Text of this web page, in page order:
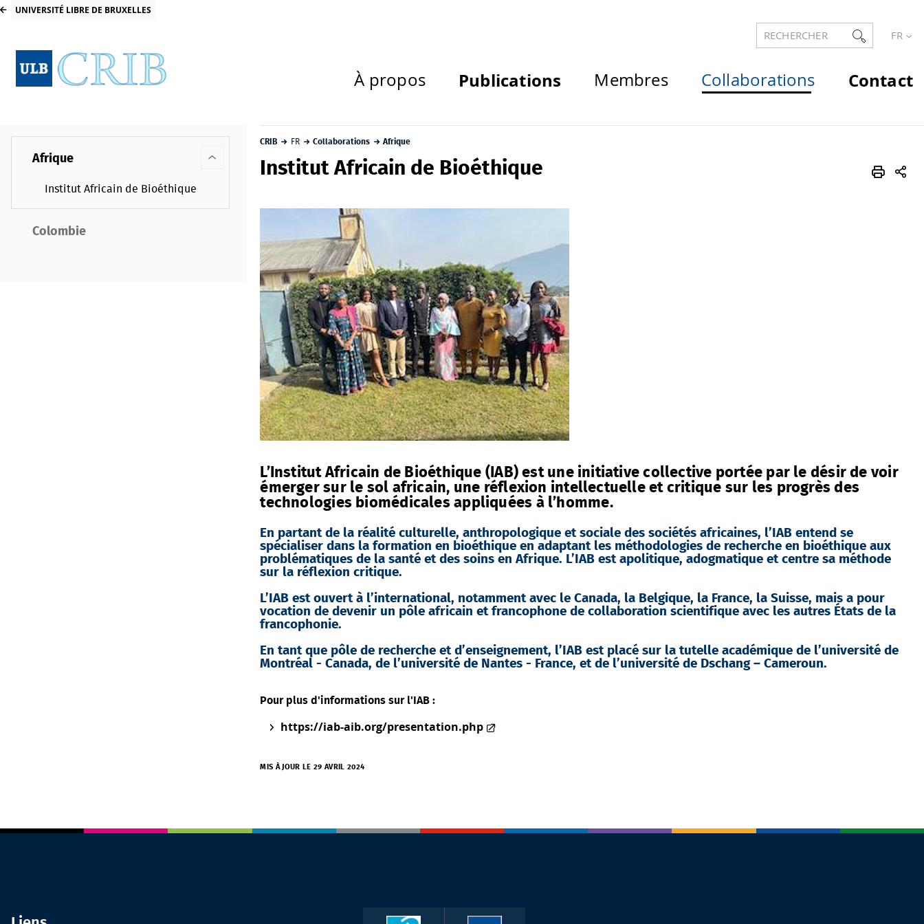
UNIVERSITÉ LIBRE DE BRUXELLES
RECHERCHER FR
À propos Publications Membres Collaborations Contact
Afrique
Institut Africain de Bioéthique
Colombie
CRIB FR Collaborations Afrique
Institut Africain de Bioéthique
L’Institut Africain de Bioéthique (IAB) est une initiative collective portée par le désir de voir
émerger sur le sol africain, une réflexion intellectuelle et critique sur les progrès des
technologies biomédicales appliquées à l’homme.
En partant de la réalité culturelle, anthropologique et sociale des sociétés africaines, l’IAB entend se
spécialiser dans la formation en bioéthique en adaptant les méthodologies de recherche en bioéthique aux
problématiques de la santé et des soins en Afrique. L’IAB est apolitique, adogmatique et centre sa méthode
sur la réflexion critique.
L’IAB est ouvert à l’international, notamment avec le Canada, la Belgique, la France, la Suisse, mais a pour
vocation de devenir un pôle africain et francophone de collaboration scientifique avec les autres États de la
francophonie.
En tant que pôle de recherche et d’enseignement, l’IAB est placé sur la tutelle académique de l’université de
Montréal - Canada, de l’université de Nantes - France, et de l’université de Dschang – Cameroun.
Pour plus d'informations sur l'IAB :
https://iab-aib.org/presentation.php
MIS À JOUR LE 29 AVRIL 2024